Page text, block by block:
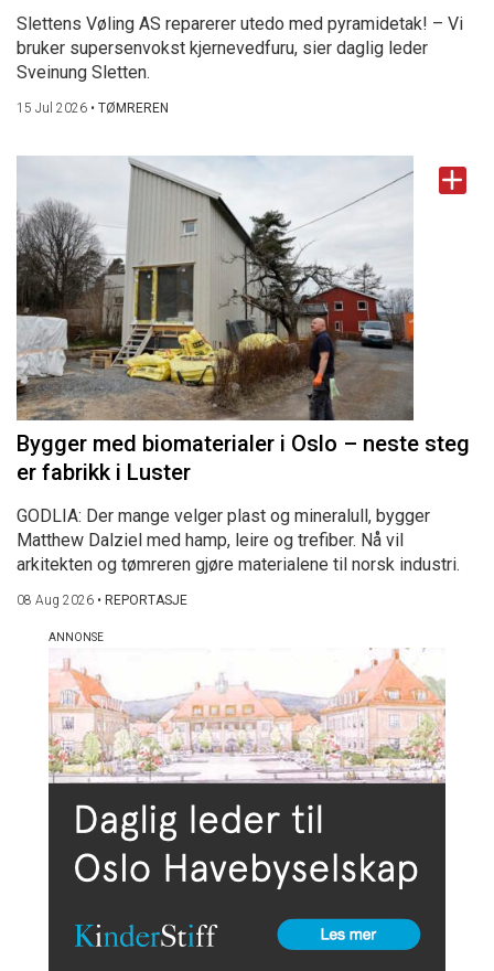
Slettens Vøling AS reparerer utedo med pyramidetak! – Vi
bruker supersenvokst kjernevedfuru, sier daglig leder
Sveinung Sletten.
15 Jul 2026 • TØMREREN
Bygger med biomaterialer i Oslo – neste steg
er fabrikk i Luster
GODLIA: Der mange velger plast og mineralull, bygger
Matthew Dalziel med hamp, leire og trefiber. Nå vil
arkitekten og tømreren gjøre materialene til norsk industri.
08 Aug 2026 • REPORTASJE